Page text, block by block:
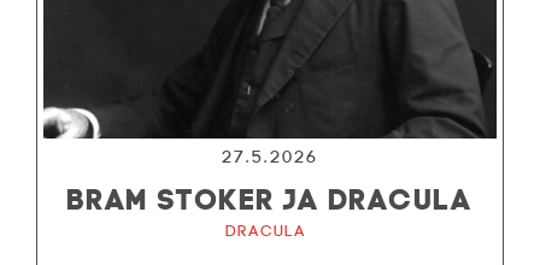
27.5.2026
BRAM STOKER JA DRACULA
Dracula